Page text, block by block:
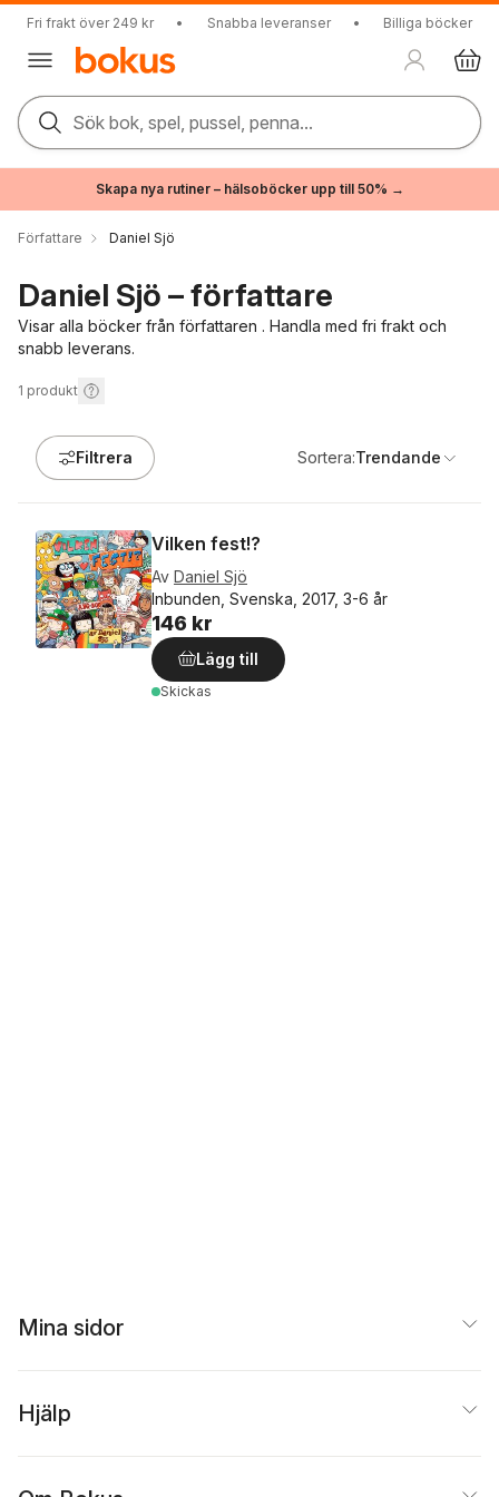
Fri frakt över 249 kr • Snabba leveranser • Billiga böcker
Sök bok, spel, pussel, penna...
Skapa nya rutiner – hälsoböcker upp till 50% →
Författare Daniel Sjö
Daniel Sjö – författare
Visar alla böcker från författaren . Handla med fri frakt och
snabb leverans.
1 produkt
Filtrera Sortera:Trendande
Vilken fest!?
Av Daniel Sjö
Inbunden, Svenska, 2017, 3-6 år
146 kr
Lägg till
Skickas
Mina sidor
Hjälp